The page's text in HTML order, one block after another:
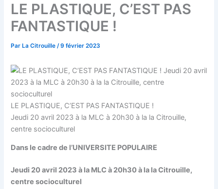
LE PLASTIQUE, C’EST PAS
FANTASTIQUE !
Par La Citrouille/9 février 2023
LE PLASTIQUE, C’EST PAS FANTASTIQUE !
Jeudi 20 avril 2023 à la MLC à 20h30 à la la Citrouille,
centre socioculturel
Dans le cadre de l’UNIVERSITE POPULAIRE
Jeudi 20 avril 2023 à la MLC à 20h30 à la la Citrouille,
centre socioculturel